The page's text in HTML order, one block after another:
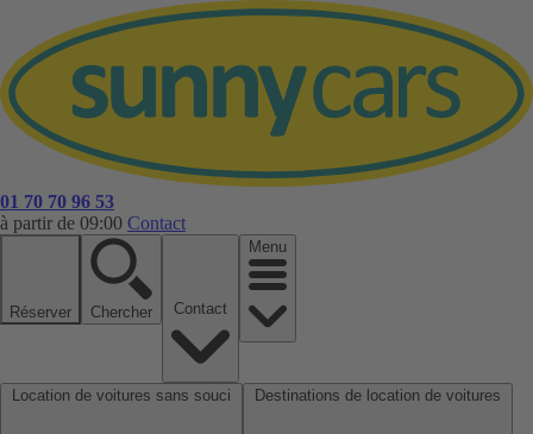
01 70 70 96 53
à partir de 09:00 Contact
Réserver Chercher
Menu